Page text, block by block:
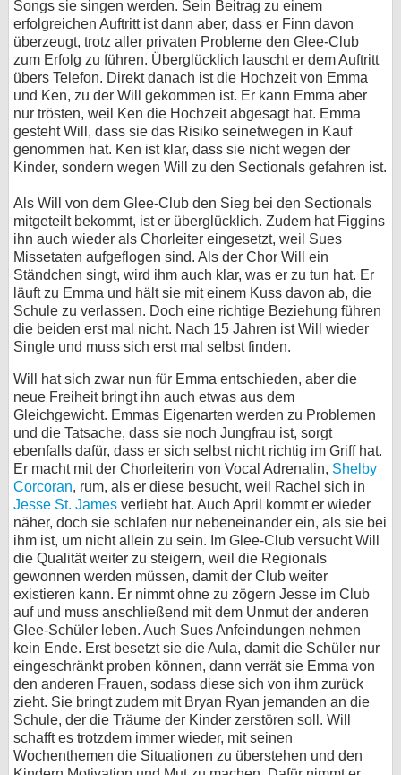
Songs sie singen werden. Sein Beitrag zu einem
erfolgreichen Auftritt ist dann aber, dass er Finn davon
überzeugt, trotz aller privaten Probleme den Glee-Club
zum Erfolg zu führen. Überglücklich lauscht er dem Auftritt
übers Telefon. Direkt danach ist die Hochzeit von Emma
und Ken, zu der Will gekommen ist. Er kann Emma aber
nur trösten, weil Ken die Hochzeit abgesagt hat. Emma
gesteht Will, dass sie das Risiko seinetwegen in Kauf
genommen hat. Ken ist klar, dass sie nicht wegen der
Kinder, sondern wegen Will zu den Sectionals gefahren ist.
Als Will von dem Glee-Club den Sieg bei den Sectionals
mitgeteilt bekommt, ist er überglücklich. Zudem hat Figgins
ihn auch wieder als Chorleiter eingesetzt, weil Sues
Missetaten aufgeflogen sind. Als der Chor Will ein
Ständchen singt, wird ihm auch klar, was er zu tun hat. Er
läuft zu Emma und hält sie mit einem Kuss davon ab, die
Schule zu verlassen. Doch eine richtige Beziehung führen
die beiden erst mal nicht. Nach 15 Jahren ist Will wieder
Single und muss sich erst mal selbst finden.
Will hat sich zwar nun für Emma entschieden, aber die
neue Freiheit bringt ihn auch etwas aus dem
Gleichgewicht. Emmas Eigenarten werden zu Problemen
und die Tatsache, dass sie noch Jungfrau ist, sorgt
ebenfalls dafür, dass er sich selbst nicht richtig im Griff hat.
Er macht mit der Chorleiterin von Vocal Adrenalin, Shelby
Corcoran, rum, als er diese besucht, weil Rachel sich in
Jesse St. James verliebt hat. Auch April kommt er wieder
näher, doch sie schlafen nur nebeneinander ein, als sie bei
ihm ist, um nicht allein zu sein. Im Glee-Club versucht Will
die Qualität weiter zu steigern, weil die Regionals
gewonnen werden müssen, damit der Club weiter
existieren kann. Er nimmt ohne zu zögern Jesse im Club
auf und muss anschließend mit dem Unmut der anderen
Glee-Schüler leben. Auch Sues Anfeindungen nehmen
kein Ende. Erst besetzt sie die Aula, damit die Schüler nur
eingeschränkt proben können, dann verrät sie Emma von
den anderen Frauen, sodass diese sich von ihm zurück
zieht. Sie bringt zudem mit Bryan Ryan jemanden an die
Schule, der die Träume der Kinder zerstören soll. Will
schafft es trotzdem immer wieder, mit seinen
Wochenthemen die Situationen zu überstehen und den